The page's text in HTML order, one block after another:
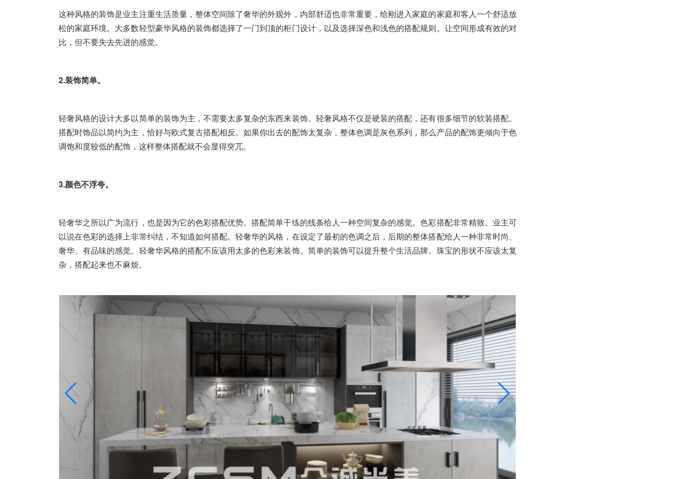
这种风格的装饰是业主注重生活质量，整体空间除了奢华的外观外，内部舒适也非常重要，给刚进入家庭的家庭和客人一个舒适放
松的家庭环境。大多数轻型豪华风格的装饰都选择了一门到顶的柜门设计，以及选择深色和浅色的搭配规则。让空间形成有效的对
比，但不要失去先进的感觉。
2.装饰简单。
轻奢风格的设计大多以简单的装饰为主，不需要太多复杂的东西来装饰。轻奢风格不仅是硬装的搭配，还有很多细节的软装搭配。
搭配时饰品以简约为主，恰好与欧式复古搭配相反。如果你出去的配饰太复杂，整体色调是灰色系列，那么产品的配饰更倾向于色
调饱和度较低的配饰，这样整体搭配就不会显得突兀。
3.颜色不浮夸。
轻奢华之所以广为流行，也是因为它的色彩搭配优势。搭配简单干练的线条给人一种空间复杂的感觉。色彩搭配非常精致。业主可
以说在色彩的选择上非常纠结，不知道如何搭配。轻奢华的风格，在设定了最初的色调之后，后期的整体搭配给人一种非常时尚、
奢华、有品味的感觉。轻奢华风格的搭配不应该用太多的色彩来装饰。简单的装饰可以提升整个生活品牌。珠宝的形状不应该太复
杂，搭配起来也不麻烦。